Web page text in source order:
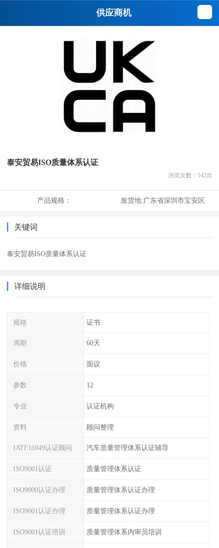
供应商机
泰安贸易ISO质量体系认证
浏览次数： 142次
产品规格： 发货地:广东省深圳市宝安区
关键词
泰安贸易ISO质量体系认证
详细说明
规格 证书
周期 60天
价格 面议
参数 12
专业 认证机构
资料 顾问整理
IATF16949认证顾问 汽车质量管理体系认证辅导
ISO9001认证 质量管理体系认证
ISO9000认证办理 质量管理体系认证办理
ISO9001认证办理 质量管理体系认证办理
ISO9001认证培训 质量管理体系内审员培训